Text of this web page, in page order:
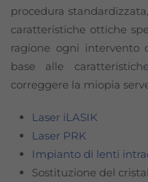
procedura
caratteristiche ottiche
ragione ogni intervento
base alle
correggere la miopia
Laser iLASIK
Laser PRK
Impianto di lenti
Sostituzione del